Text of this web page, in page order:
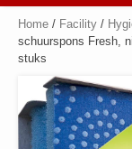
Home / Facility /
schuurspons Fresh,
stuks